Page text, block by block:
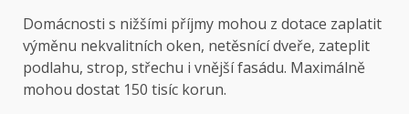
Domácnosti s nižšími příjmy mohou z dotace zaplatit
výměnu nekvalitních oken, netěsnící dveře, zateplit
podlahu, strop, střechu i vnější fasádu. Maximálně
mohou dostat 150 tisíc korun.